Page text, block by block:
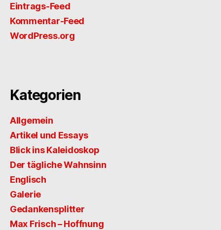
Eintrags-Feed
Kommentar-Feed
WordPress.org
Kategorien
Allgemein
Artikel und Essays
Blick ins Kaleidoskop
Der tägliche Wahnsinn
Englisch
Galerie
Gedankensplitter
Max Frisch – Hoffnung